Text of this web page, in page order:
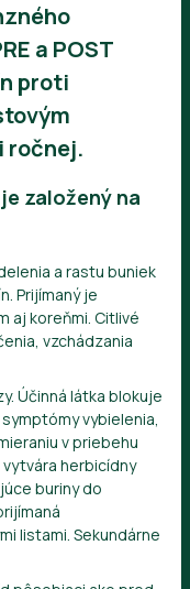
a POST
proti
ročnej.
je založený na
a rastu buniek
Prijímaný je
aj koreňmi. Citlivé
vzchádzania
Účinná látka blokuje
vybielenia,
v priebehu
herbicídny
buriny do
listami. Sekundárne